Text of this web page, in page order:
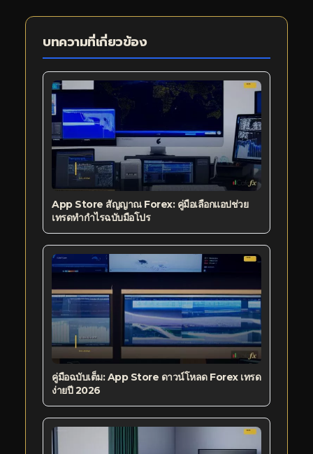
บทความที่เกี่ยวข้อง
App Store สัญญาณ Forex: คู่มือเลือกแอปช่วย
เทรดทำกำไรฉบับมือโปร
คู่มือฉบับเต็ม: App Store ดาวน์โหลด Forex เทรด
ง่ายปี 2026